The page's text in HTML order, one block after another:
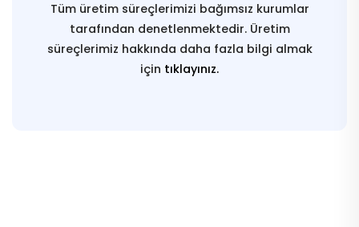
Tüm üretim süreçlerimizi bağımsız kurumlar
tarafından denetlenmektedir. Üretim
süreçlerimiz hakkında daha fazla bilgi almak
için tıklayınız.